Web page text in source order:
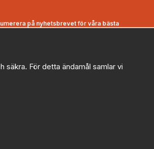
på nyhetsbrevet för våra bästa
du matar in kommer endast användas till våra
För detta ändamål samlar vi